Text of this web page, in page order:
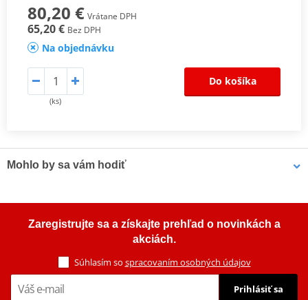
80,20 € Vrátane DPH
65,20 € Bez DPH
Na objednávku
(ks)
Do košíka
Mohlo by sa vám hodiť
Zaregistrujte sa a získajte prehľad o novinkách a
akciách.
Súhlasím so spracovaním osobných údajov
Prihlásiť sa